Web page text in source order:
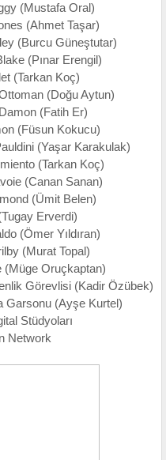
(Mustafa Oral)
(Ahmet Taşar)
(Burcu Güneştutar)
(Pınar Erengil)
(Tarkan Koç)
(Doğu Aytun)
(Fatih Er)
(Füsun Kokucu)
(Yaşar Karakulak)
(Tarkan Koç)
(Canan Sanan)
(Ümit Belen)
Erverdi)
(Ömer Yıldıran)
(Murat Topal)
(Müge Oruçkaptan)
Görevlisi (Kadir Özübek)
Garsonu (Ayşe Kurtel)
Stüdyoları
Network